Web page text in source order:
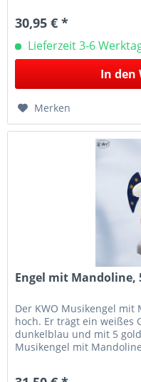
30,95 € *
Lieferzeit 3-6
In den
Merken
Engel mit Mandoline,
Der KWO Musikengel mit
hoch. Er trägt ein weißes
dunkelblau und mit 5
Musikengel mit